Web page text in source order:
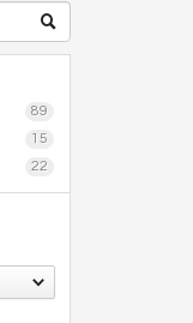
89
15
22